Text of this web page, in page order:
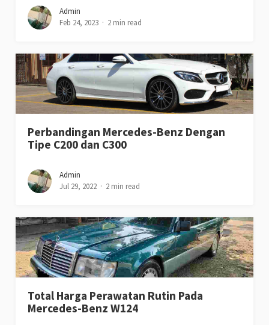
Admin
Feb 24, 2023
2 min read
Perbandingan Mercedes-Benz Dengan
Tipe C200 dan C300
Admin
Jul 29, 2022
2 min read
Total Harga Perawatan Rutin Pada
Mercedes-Benz W124